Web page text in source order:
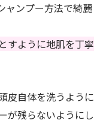
ャンプー方法で綺麗
すように地肌を丁寧
皮自体を洗うように
が残らないようにし